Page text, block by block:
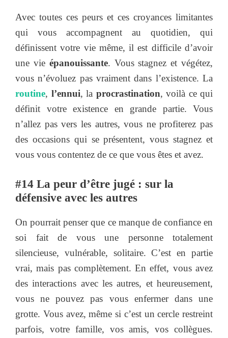
Avec toutes ces peurs et ces croyances limitantes
qui vous accompagnent au quotidien, qui
définissent votre vie même, il est difficile d’avoir
une vie épanouissante. Vous stagnez et végétez,
vous n’évoluez pas vraiment dans l’existence. La
routine, l’ennui, la procrastination, voilà ce qui
définit votre existence en grande partie. Vous
n’allez pas vers les autres, vous ne profiterez pas
des occasions qui se présentent, vous stagnez et
vous vous contentez de ce que vous êtes et avez.
#14 La peur d’être jugé : sur la
défensive avec les autres
On pourrait penser que ce manque de confiance en
soi fait de vous une personne totalement
silencieuse, vulnérable, solitaire. C’est en partie
vrai, mais pas complètement. En effet, vous avez
des interactions avec les autres, et heureusement,
vous ne pouvez pas vous enfermer dans une
grotte. Vous avez, même si c’est un cercle restreint
parfois, votre famille, vos amis, vos collègues.